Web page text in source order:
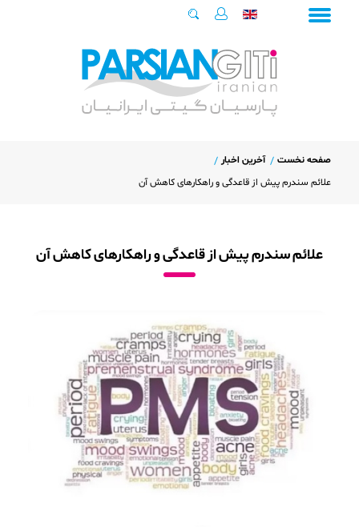
صفحه نخست
آخرین اخبار
علائم سندرم پیش‌ از قاعدگی و راهکارهای کاهش آن
علائم سندرم پیش‌ از قاعدگی و راهکارهای کاهش آن